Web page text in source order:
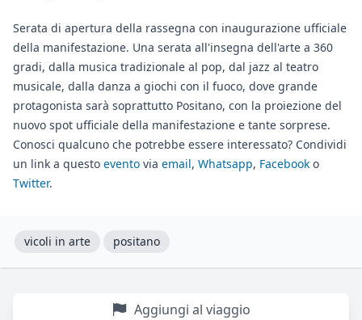
Serata di apertura della rassegna con inaugurazione ufficiale
della manifestazione. Una serata all'insegna dell'arte a 360
gradi, dalla musica tradizionale al pop, dal jazz al teatro
musicale, dalla danza a giochi con il fuoco, dove grande
protagonista sarà soprattutto Positano, con la proiezione del
nuovo spot ufficiale della manifestazione e tante sorprese.
Conosci qualcuno che potrebbe essere interessato? Condividi
un link a questo evento via email, Whatsapp, Facebook o
Twitter.
vicoli in arte positano
Aggiungi al viaggio